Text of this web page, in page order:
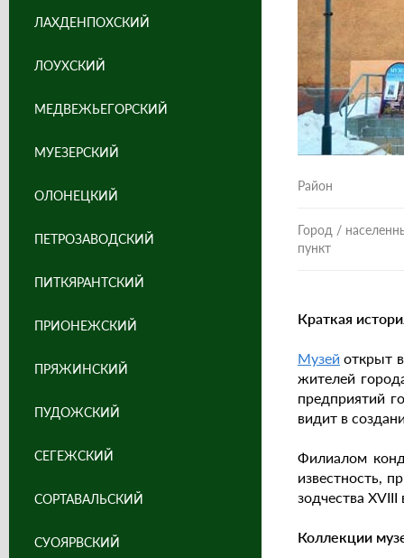
Район
Город /
пункт
Краткая
Музей открыт
жителей
предприятий
видит в
Филиалом
известность,
зодчества XVIII
Коллекции
ЛАХДЕНПОХСКИЙ
ЛОУХСКИЙ
МЕДВЕЖЬЕГОРСКИЙ
МУЕЗЕРСКИЙ
ОЛОНЕЦКИЙ
ПЕТРОЗАВОДСКИЙ
ПИТКЯРАНТСКИЙ
ПРИОНЕЖСКИЙ
ПРЯЖИНСКИЙ
ПУДОЖСКИЙ
СЕГЕЖСКИЙ
СОРТАВАЛЬСКИЙ
СУОЯРВСКИЙ